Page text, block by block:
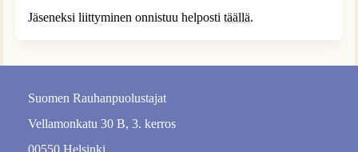
Jäseneksi liittyminen onnistuu helpostitäällä.
Suomen Rauhanpuolustajat
Vellamonkatu 30 B, 3. kerros
00550 Helsinki